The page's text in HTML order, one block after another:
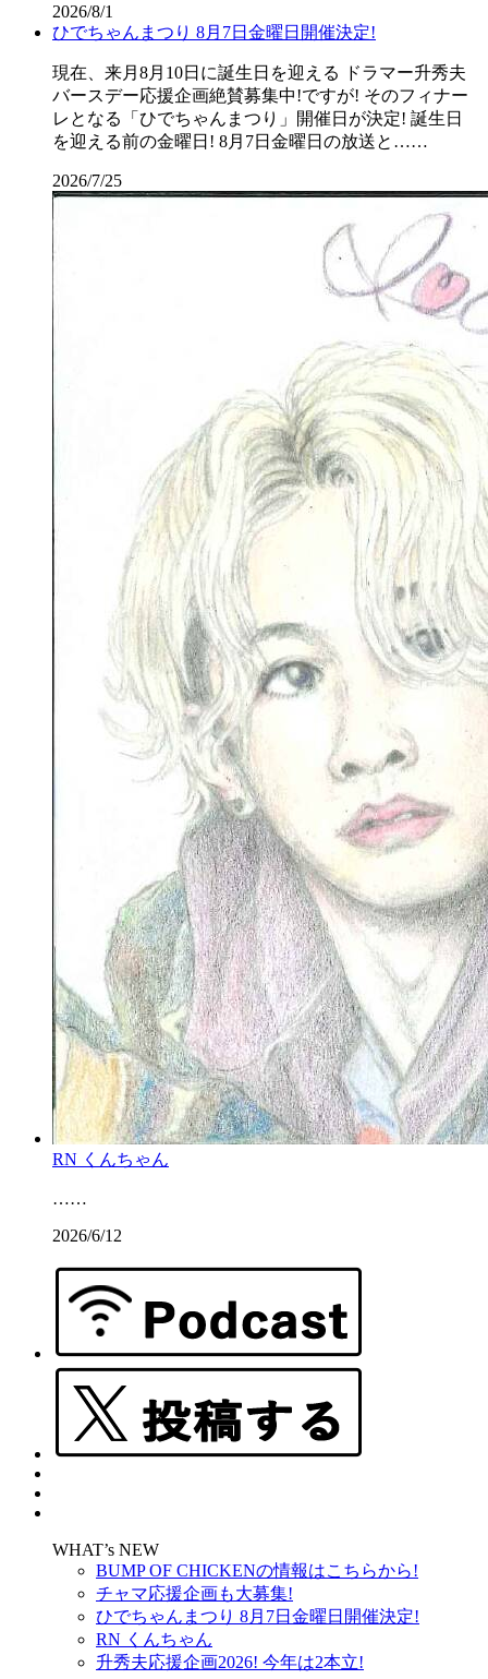
2026/8/1
ひでちゃんまつり 8月7日金曜日開催決定!
現在、来月8月10日に誕生日を迎える ドラマー升秀夫
バースデー応援企画絶賛募集中!ですが! そのフィナー
レとなる「ひでちゃんまつり」開催日が決定! 誕生日
を迎える前の金曜日! 8月7日金曜日の放送と……
2026/7/25
RN くんちゃん
……
2026/6/12
WHAT’s NEW
BUMP OF CHICKENの情報はこちらから!
チャマ応援企画も大募集!
ひでちゃんまつり 8月7日金曜日開催決定!
RN くんちゃん
升秀夫応援企画2026! 今年は2本立!